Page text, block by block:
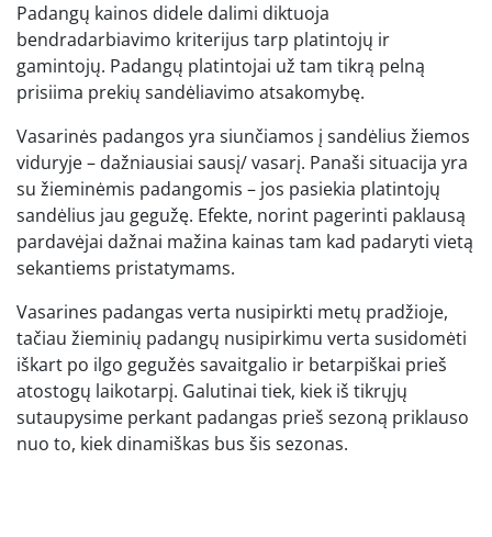
Padangų kainos didele dalimi diktuoja
bendradarbiavimo kriterijus tarp platintojų ir
gamintojų. Padangų platintojai už tam tikrą pelną
prisiima prekių sandėliavimo atsakomybę.
Vasarinės padangos yra siunčiamos į sandėlius žiemos
viduryje – dažniausiai sausį/ vasarį. Panaši situacija yra
su žieminėmis padangomis – jos pasiekia platintojų
sandėlius jau gegužę. Efekte, norint pagerinti paklausą
pardavėjai dažnai mažina kainas tam kad padaryti vietą
sekantiems pristatymams.
Vasarines padangas verta nusipirkti metų pradžioje,
tačiau žieminių padangų nusipirkimu verta susidomėti
iškart po ilgo gegužės savaitgalio ir betarpiškai prieš
atostogų laikotarpį. Galutinai tiek, kiek iš tikrųjų
sutaupysime perkant padangas prieš sezoną priklauso
nuo to, kiek dinamiškas bus šis sezonas.